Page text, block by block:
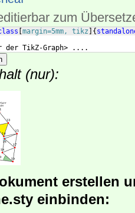
zum
margin=5mm, tikz {
TikZ-Graph> ....
(nur):
erstellen
einbinden: